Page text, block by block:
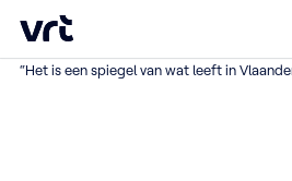
Ga naar de hoofdinhoud
VRT (home)
Home /
“Het is een spiegel van wat leeft in